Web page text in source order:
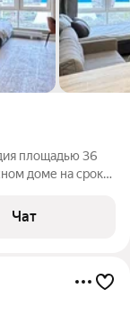
площадью 36
доме на срок
Чат